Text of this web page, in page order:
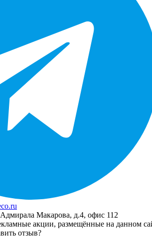
Макарова, д.4, офис 112
акции, размещённые на данном
отзыв?